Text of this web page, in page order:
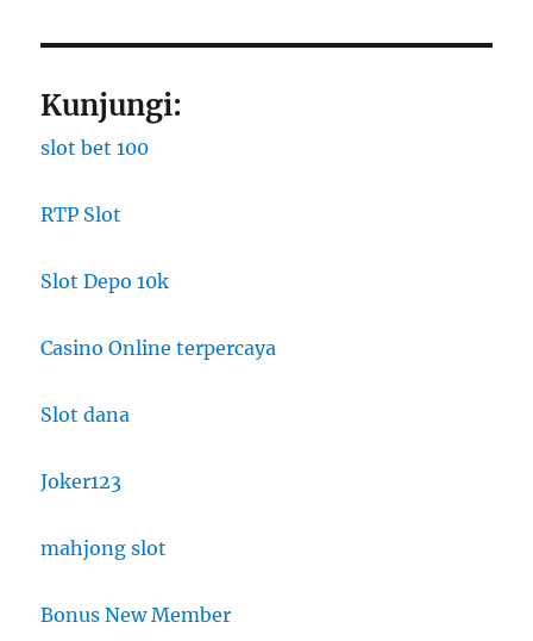
Kunjungi:
slot bet 100
RTP Slot
Slot Depo 10k
Casino Online terpercaya
Slot dana
Joker123
mahjong slot
Bonus New Member